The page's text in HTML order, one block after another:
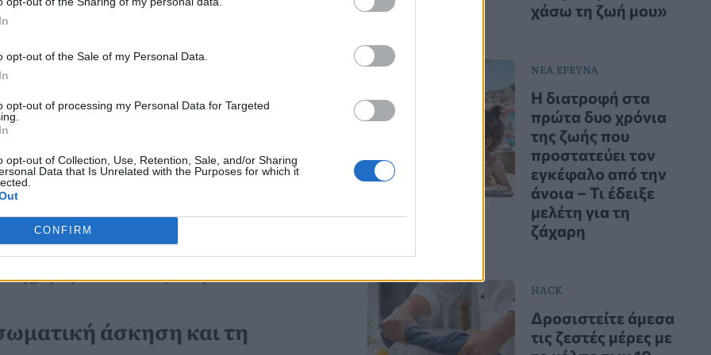
opt-out of the Sale of my Personal Data.
opt-out of processing my Personal Data for Targeted
opt-out of Collection, Use, Retention, Sale, and/or Sharing
Data that Is Unrelated with the Purposes for which it
CONFIRM
Θεραπεία με NanoKnife
χαρακτηριστικά,ιατρικό
τρέξιμο, ποδηλασία,
γιόγκα, κηπουρική και
ερευνητές ναυπολογίσουν τη
άσκηση και τη
χάσω τη ζωή μου»
ΝΕΑ ΕΡΕΥΝΑ
Η διατροφή στα
πρώτα δυο χρόνια
της ζωής που
προστατεύει τον
εγκέφαλο από την
άνοια – Τι έδειξε
μελέτη για τη
ζάχαρη
HACK
Δροσιστείτε άμεσα
τις ζεστές μέρες με